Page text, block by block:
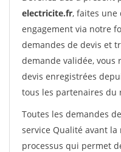
electricite.fr, faites une
engagement via notre
demandes de devis et
demande validée, vous
devis enregistrées
tous les partenaires du
Toutes les demandes
service Qualité avant la
processus qui permet